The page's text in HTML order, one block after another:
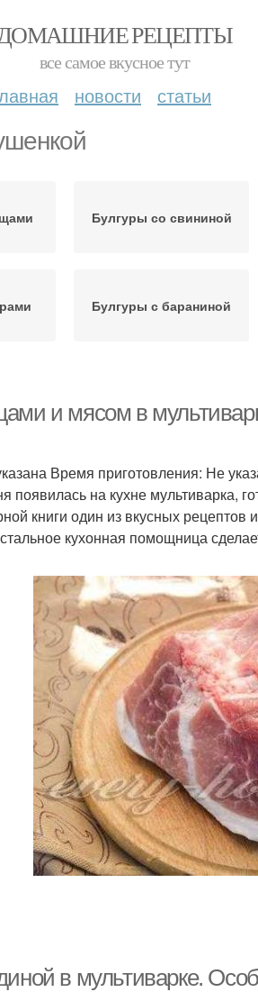
РЕЦЕПТЫ
все самое вкусное тут
новости статьи
Булгуры со свининой
Булгуры с бараниной
и мясом в
Время приготовления: Не
появилась на кухне мультиварка,
книги один из вкусных
кухонная помощница
в мультиварке.